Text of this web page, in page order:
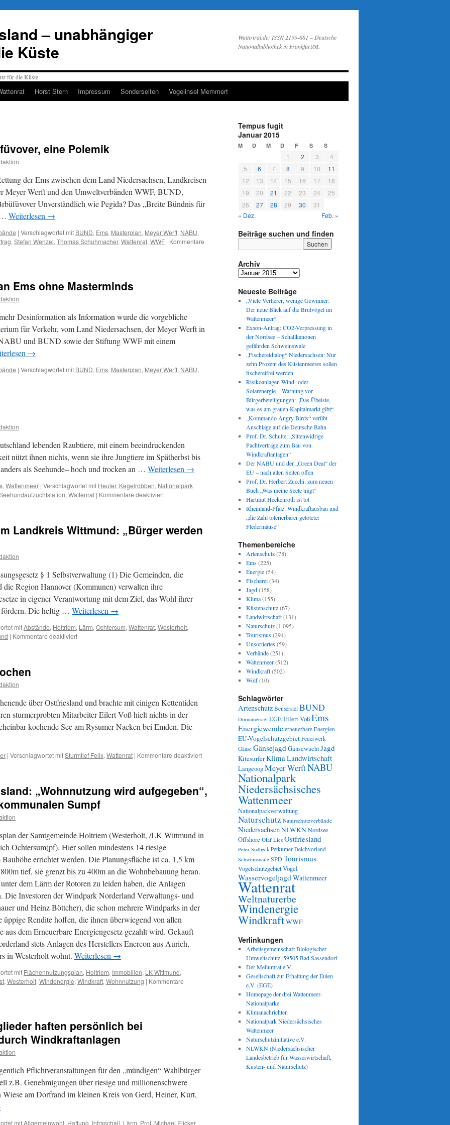
– unabhängiger
Küste
Wattenrat.de: ISSN 2199-881 – Deutsche
Nationalbibliothek in Frankfurt/M.
Horst Stern Impressum Sonderseiten Vogelinsel Memmert
eine Polemik
der Ems zwischen dem Land Niedersachsen, Landkreisen
Meyer Werft und den Umweltverbänden WWF, BUND,
Unverständlich wie Pegida? Das „Breite Bündnis für
Weiterlesen →
| Verschlagwortet mit BUND, Ems, Masterplan, Meyer Werft, NABU,
, Stefan Wenzel, Thomas Schuhmacher, Wattenrat, WWF | Kommentare
Ems ohne Masterminds
Desinformation als Information wurde die vorgebliche
für Verkehr, vom Land Niedersachsen, der Meyer Werft in
und BUND sowie der Stiftung WWF mit einem
→
| Verschlagwortet mit BUND, Ems, Masterplan, Meyer Werft, NABU,
ohne
lebenden Raubtiere, mit einem beeindruckenden
nützt ihnen nichts, wenn sie ihre Jungtiere im Spätherbst bis
als Seehunde– hoch und trocken an … Weiterlesen →
, Wattenmeer | Verschlagwortet mit Heuler, Kegelrobben, Nationalpark
, Wattenrat | Kommentare deaktiviertfür
Landkreis Wittmund: „Bürger werden
§ 1 Selbstverwaltung (1) Die Gemeinden, die
die Region Hannover (Kommunen) verwalten ihre
in eigener Verantwortung mit dem Ziel, das Wohl ihrer
fördern. Die heftig … Weiterlesen →
mitAbstände, Holtriem, Lärm, Ochtersum, Wattenrat, Westerholt,
| Kommentare deaktiviertfür
werden
profitieren“
über Ostfriesland und brachte mit einigen Kettentiden
sturmerprobten Mitarbeiter Eilert Voß hielt nichts in der
kochende See am Rysumer Nacken bei Emden. Die
| Verschlagwortet mitSturmtief Felix, Wattenrat | Kommentare deaktiviertfür
See
kochen
„Wohnnutzung wird aufgegeben“,
Sumpf
der Samtgemeinde Holtriem (Westerholt, /LK Wittmund in
Ochtersum(pf). Hier sollen mindestens 14 riesige
errichtet werden. Die Planungsfläche ist ca. 1,5 km
tief, sie grenzt bis zu 400m an die Wohnbebauung heran.
dem Lärm der Rotoren zu leiden haben, die Anlagen
Die Investoren der Windpark Norderland Verwaltungs- und
und Heinz Böttcher), die schon mehrere Windparks in der
Rendite hoffen, die ihnen überwiegend von allen
aus dem Erneuerbare Energiengesetz gezahlt wird. Gekauft
stets Anlagen des Herstellers Enercon aus Aurich,
in Westerholt wohnt. Weiterlesen →
mit Flächennutzungsplan, Holtriem, Immobilien, LK Wittmund,
, Westerholt, Windenergie, Windkraft, Wohnnutzung | Kommentare
haften persönlich bei
Windkraftanlagen
Pflichtveranstaltungen für den „mündigen“ Wahlbürger
z.B. Genehmigungen über riesige und millionenschwere
am Dorfrand im kleinen Kreis von Gerd, Heiner, Kurt,
mitAllgemeinwohl, Haftung, Infraschall, Lärm, Prof. Michael Elicker,
Tempus fugit
Januar 2015
M D M D F S S
1 2 3
4
5
6 7 8 9 10
11
12
13 14 15 16 17
18
19
20 21 22 23 24
25
26
27 28 29 30
31
« Dez.
Feb. »
Beiträge suchen und finden
Archiv
Archiv
Neueste Beiträge
„Viele Verlierer, wenige Gewinner:
Der neue Blick auf die Brutvögel im
Wattenmeer“
Exxon-Antrag: CO2-Verpressung in
der Nordsee – Schallkanonen
gefährden Schweinswale
„Fischereidialog“ Niedersachsen: Nur
zehn Prozent des Küstenmeeres sollen
fischereifrei werden
Risikoanlagen Wind- oder
Solarenergie – Warnung vor
Bürgerbeteiligungen: „Das Übelste,
was es am grauen Kapitalmarkt gibt“
„Kommando Angry Birds“ verübt
Anschläge auf die Deutsche Bahn
Prof. Dr. Schulte: „Sittenwidrige
Pachtverträge zum Bau von
Windkraftanlagen“
Der NABU und der „Green Deal“ der
EU – nach allen Seiten offen
Prof. Dr. Herbert Zucchi: zum neuen
Buch „Was meine Seele trägt“
Hartmut Heckenroth ist tot
Rheinland-Pfalz: Windkraftausbau und
„die Zahl tolerierbarer getöteter
Fledermäuse“
Themenbereiche
Artenschutz(78)
Ems(225)
Energie(54)
Fischerei(34)
Jagd(158)
Klima(155)
Küstenschutz(67)
Landwirtschaft(131)
Naturschutz(1.095)
Tourismus(294)
Unsortiertes(59)
Verbände(251)
Wattenmeer(512)
Windkraft(502)
Wolf(10)
Schlagwörter
Artenschutz Bensersiel BUND
Dornumersiel EGEEilert VoßEms
Energiewende erneuerbare Energien
EU-Vogelschutzgebiet Feuerwerk
Gänse GänsejagdGänsewachtJagd
KitesurferKlimaLandwirtschaft
LangeoogMeyer WerftNABU
Nationalpark
Niedersächsisches
Wattenmeer
Nationalparkverwaltung
Naturschutz Naturschutzverbände
NiedersachsenNLWKNNordsee
Offshore Olaf Lies Ostfriesland
Peter Südbeck Petkumer Deichvorland
Schweinswale SPDTourismus
VogelschutzgebietVögel
WasservogeljagdWattenmeer
Wattenrat
Weltnaturerbe
Windenergie
WindkraftWWF
Verlinkungen
Arbeitsgemeinschaft Biologischer
Umweltschutz, 59505 Bad Sassendorf
Der Mellumrat e.V.
Gesellschaft zur Erhaltung der Eulen
e.V. (EGE)
Homepage der drei Wattenmeer-
Nationalparke
Klimanachrichten
Nationalpark Niedersächsisches
Wattenmeer
Naturschutzinitiative e.V.
NLWKN (Niedersächsischer
Landesbetrieb für Wasserwirtschaft,
Küsten- und Naturschutz)